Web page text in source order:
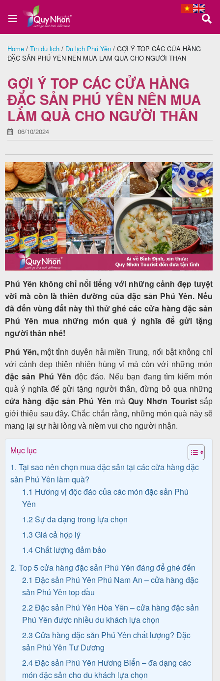
Trang
Tour
Quy
Tour
Phú
Yên
Tour
nước
Combo
Quy
Nhơn
Lịch
Tin
Về
Quy
Nhơn
Tourist
Cảm
nhận
khách
Home / Tin du lịch / Du lịch Phú Yên / GỢI Ý TOP CÁC CỬA HÀNG
ĐẶC SẢN PHÚ YÊN NÊN MUA LÀM QUÀ CHO NGƯỜI THÂN
GỢI Ý TOP CÁC CỬA HÀNG
ĐẶC SẢN PHÚ YÊN NÊN MUA
LÀM QUÀ CHO NGƯỜI THÂN
06/10/2024
Phú Yên không chỉ nổi tiếng với những cảnh đẹp tuyệt
vời mà còn là thiên đường của đặc sản Phú Yên. Nếu
đã đến vùng đất này thì thử ghé các cửa hàng đặc sản
Phú Yên mua những món quà ý nghĩa để gửi tặng
người thân nhé!
Phú Yên,một tỉnh duyên hải miền Trung, nổi bật không chỉ
với cảnh đẹp thiên nhiên hùng vĩ mà còn với những món
đặc sản Phú Yên độc đáo. Nếu bạn đang tìm kiếm món
quà ý nghĩa để gửi tặng người thân, đừng bỏ qua những
cửa hàng đặc sản Phú Yên màQuy Nhơn Touristsắp
giới thiệu sau đây. Chắc chắn rằng, những món quà này sẽ
mang lại sự hài lòng và niềm vui cho người nhận.
Mục lục
1. Tại sao nên chọn mua đặc sản tại các cửa hàng đặc
sản Phú Yên làm quà?
1.1 Hương vị độc đáo của các món đặc sản Phú
Yên
1.2 Sự đa dạng trong lựa chọn
1.3 Giá cả hợp lý
1.4 Chất lượng đảm bảo
2. Top 5 cửa hàng đặc sản Phú Yên đáng để ghé đến
2.1 Đặc sản Phú Yên Phú Nam An – cửa hàng đặc
sản Phú Yên top đầu
2.2 Đặc sản Phú Yên Hòa Yên – cửa hàng đặc sản
Phú Yên được nhiều du khách lựa chọn
2.3 Cửa hàng đặc sản Phú Yên chất lượng? Đặc
sản Phú Yên Tư Dương
2.4 Đặc sản Phú Yên Hương Biển – đa dạng các
món đặc sản cho du khách lựa chọn